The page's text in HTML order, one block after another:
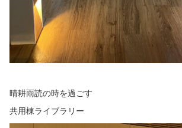
晴耕雨読の時を過ごす
共用棟ライブラリー